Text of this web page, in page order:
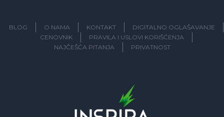
BLOG O NAMA KONTAKT
DIGITALNO OGLAŠAVANJE
CENOVNIK
PRAVILA I USLOVI KORIŠĆENJA
NAJČEŠĆA PITANJA
PRIVATNOST